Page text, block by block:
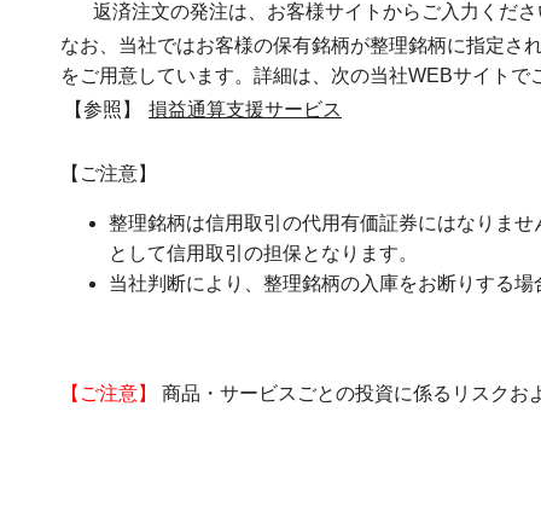
返済注文の発注は、お客様サイトからご入力くだ
なお、当社ではお客様の保有銘柄が整理銘柄に指定さ
をご用意しています。詳細は、次の当社WEBサイトで
【参照】
損益通算支援サービス
【ご注意】
整理銘柄は信用取引の代用有価証券にはなりま
として信用取引の担保となります。
当社判断により、整理銘柄の入庫をお断りする
【ご注意】 商品・サービスごとの投資に係るリスクお